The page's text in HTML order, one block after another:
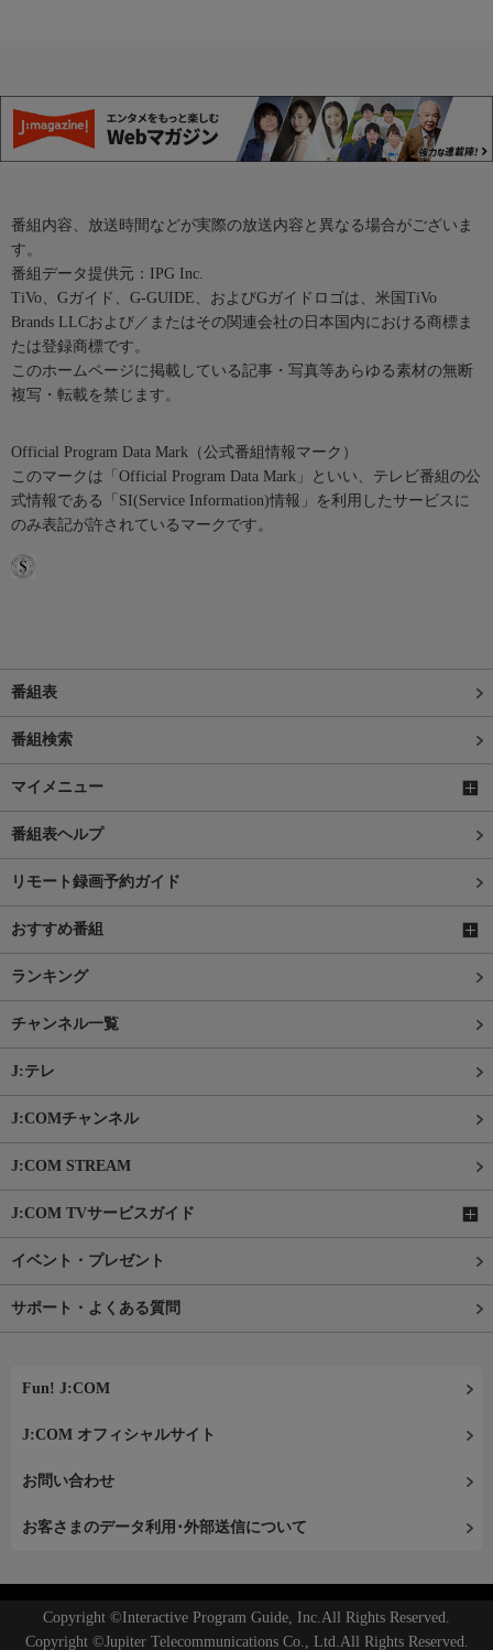
番組内容、放送時間などが実際の放送内容と異なる場合がございま
す。
番組データ提供元：IPG Inc.
TiVo、Gガイド、G-GUIDE、およびGガイドロゴは、米国TiVo
Brands LLCおよび／またはその関連会社の日本国内における商標ま
たは登録商標です。
このホームページに掲載している記事・写真等あらゆる素材の無断
複写・転載を禁じます。
Official Program Data Mark（公式番組情報マーク）
このマークは「Official Program Data Mark」といい、テレビ番組の公
式情報である「SI(Service Information)情報」を利用したサービスに
のみ表記が許されているマークです。
番組表
番組検索
マイメニュー
番組表ヘルプ
リモート録画予約ガイド
おすすめ番組
ランキング
チャンネル一覧
J:テレ
J:COMチャンネル
J:COM STREAM
J:COM TVサービスガイド
イベント・プレゼント
サポート・よくある質問
Fun! J:COM
J:COM オフィシャルサイト
お問い合わせ
お客さまのデータ利用･外部送信について
Copyright ©Interactive Program Guide, Inc.All Rights Reserved.
Copyright ©Jupiter Telecommunications Co., Ltd.All Rights Reserved.